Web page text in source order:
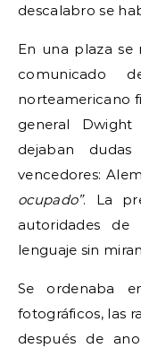
descalabro se
En una plaza se
comunicado
norteamericano
general
dejaban
vencedores:
ocupado”. La
autoridades
lenguaje sin
Se ordenaba
fotográficos, las
después de